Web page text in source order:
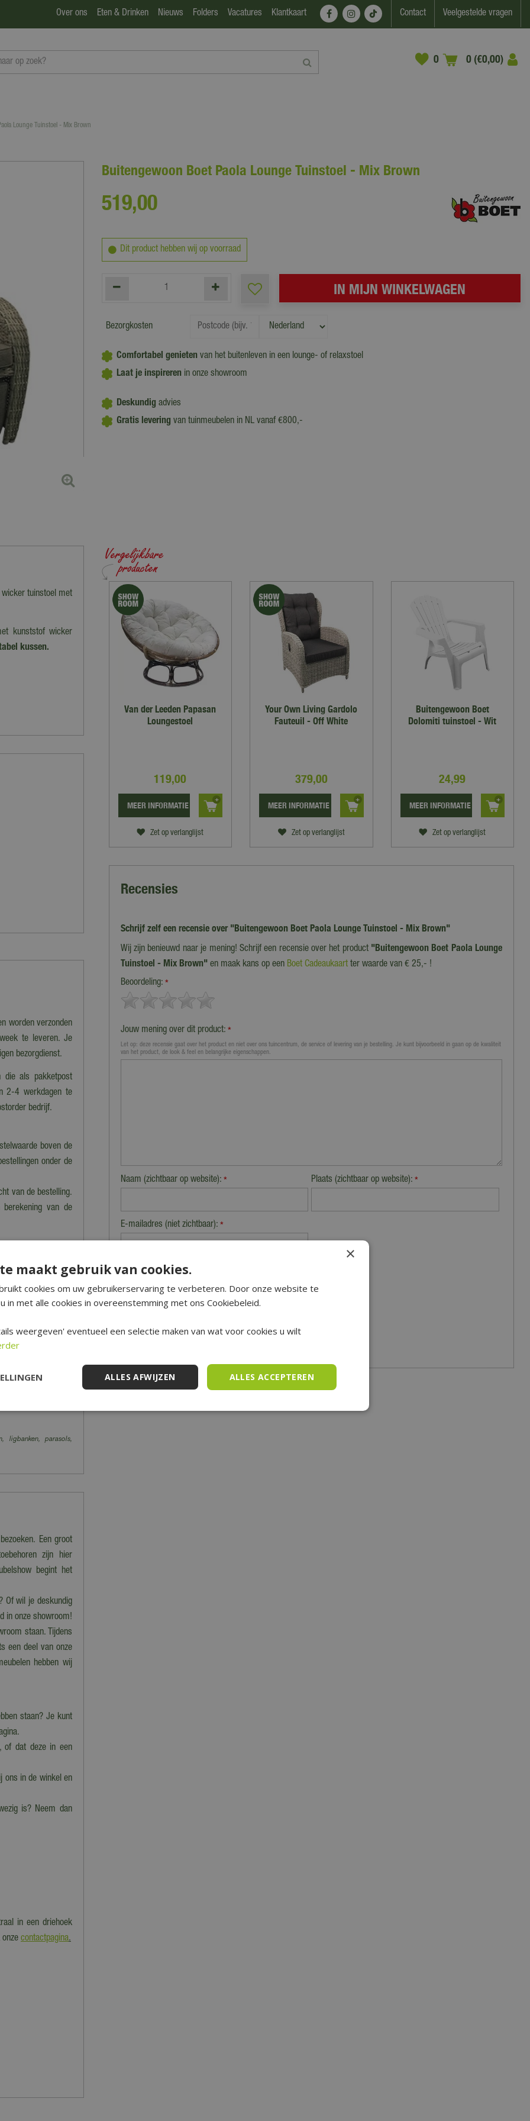
Lounge Tuinstoel - Mix Brown
Over ons Eten & Drinken Nieuws Folders Vacatures Klantkaart Contact Veelgestelde vragen
0 (€0,00)
Buitengewoon Boet Paola Lounge Tuinstoel - Mix Brown
519,00
Dit product hebben wij op voorraad
Bezorgkosten
Comfortabel genietenvan het buitenleven in een lounge- of relaxstoel
Laat je inspireren in onze showroom
Deskundig advies
Gratis levering van tuinmeubelen in NL vanaf €800,-
wicker tuinstoel met
kunststof wicker
kussen.
worden verzonden
te leveren. Je
bezorgdienst.
die als pakketpost
2-4 werkdagen te
bedrijf.
boven de
onder de
van de bestelling.
van de
dan kan dat tot
precies klaarstaat.
worden dus niet
producten.
verzonden' staan
met onze
ligbanken, parasols,
Een groot
zijn hier
begint het
Of wil je deskundig
in onze showroom!
staan. Tijdens
een deel van onze
hebben wij
staan? Je kunt
of dat deze in een
ons in de winkel en
is? Neem dan
in een driehoek
onze contactpagina.
Van der Leeden Papasan
Loungestoel
119,00
Zet op verlanglijst
MEER INFORMATIE
Your Own Living Gardolo
Fauteuil - Off White
379,00
Zet op verlanglijst
MEER INFORMATIE
Buitengewoon Boet
Dolomiti tuinstoel - Wit
24,99
Zet op verlanglijst
MEER INFORMATIE
Recensies
Schrijf zelf een recensie over "Buitengewoon Boet Paola Lounge Tuinstoel - Mix Brown"
Wij zijn benieuwd naar je mening! Schrijf een recensie over het product "Buitengewoon Boet Paola Lounge
Tuinstoel - Mix Brown"en maak kans op een Boet Cadeaukaartter waarde van € 25,- !
Beoordeling: *
Jouw mening over dit product: *
Let op: deze recensie gaat over het product en niet over ons tuincentrum, de service of levering van je bestelling. Je kunt bijvoorbeeld in gaan op de kwaliteit
van het product, de look & feel en belangrijke eigenschappen.
Naam (zichtbaar op website): * Plaats (zichtbaar op website):*
E-mailadres (niet zichtbaar): *
Beveiligingscontrole:
×
maakt gebruik van cookies.
cookies om uw gebruikerservaring te verbeteren. Door onze website te
in met alle cookies in overeenstemming met ons Cookiebeleid.
weergeven' eventueel een selectie maken van wat voor cookies u wilt
ALLES ACCEPTEREN
ALLES AFWIJZEN